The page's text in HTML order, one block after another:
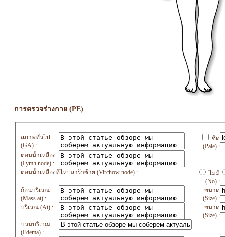
การตรวจร่างกาย (PE)
สภาพทั่วไป
(GA) :
ซีด
(Pale) :
ต่อมน้ำเหลือง
(Lymh node) :
ต่อมน้ำเหลืองที่ไหปลาร้าซ้าย (Virchow node) :
ไม่มี
(No) :
ก้อนบริเวณ
(Mass at) :
ขนาด
(Size) :
บริเวณ (At) :
ขนาด
(Size) :
บวมบริเวณ
(Edema) :